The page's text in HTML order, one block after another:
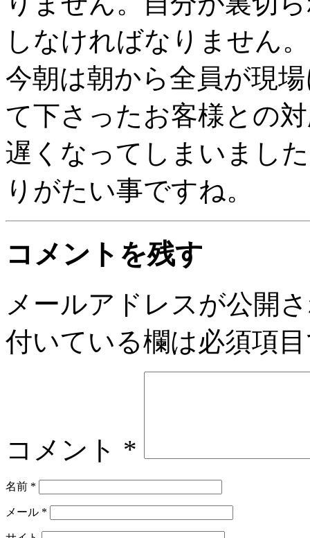
しなければなりません。
今朝は朝から全員が現
て下さったお客様との
遅くなってしまいまし
りがたい事ですね。
コメントを残す
メールアドレスが公開
付いている欄は必須項
コメント *
名前 *
メール *